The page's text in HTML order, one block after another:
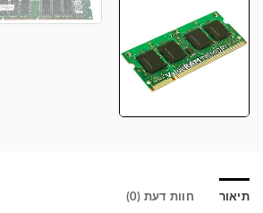
תיאור חוות דעת (0)